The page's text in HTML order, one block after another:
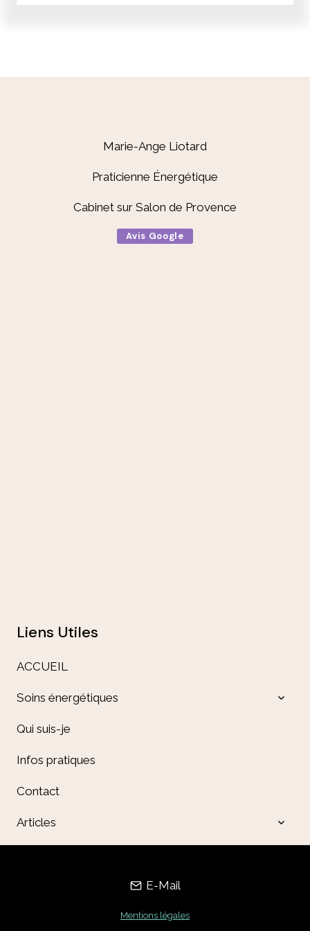
Marie-Ange Liotard
Praticienne Énergétique
Cabinet sur Salon de Provence
Avis Google
Liens Utiles
ACCUEIL
Soins énergétiques
Qui suis-je
Infos pratiques
Contact
Articles
MENU
E-Mail
Mentions légales